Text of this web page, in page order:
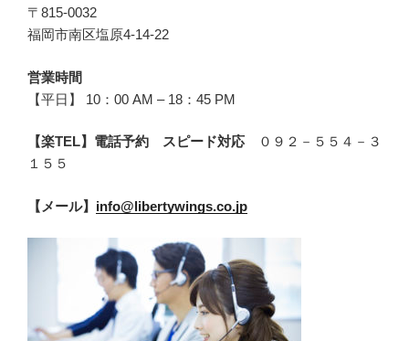
〒815-0032
福岡市南区塩原4-14-22
営業時間
【平日】 10：00 AM – 18：45 PM
【楽TEL】電話予約 スピード対応
０９２－５５４－３
１５５
【メール】 info@libertywings.co.jp